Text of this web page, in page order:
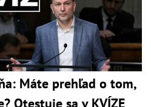
Máte prehľad o tom,